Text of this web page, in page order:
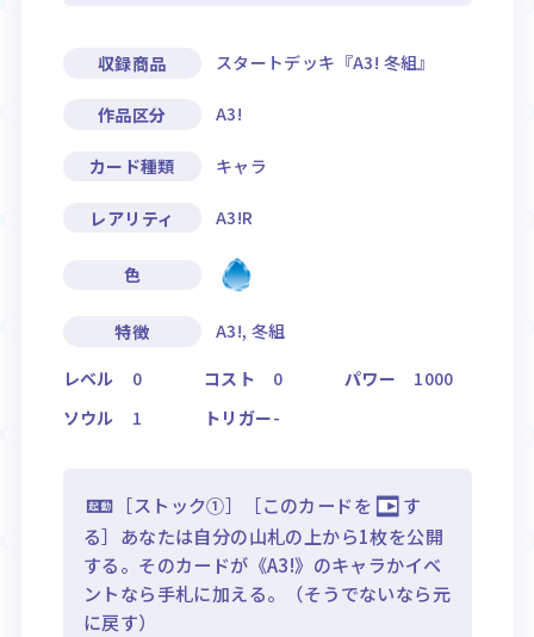
収録商品 スタートデッキ『A3! 冬組』
作品区分 A3!
カード種類 キャラ
レアリティ A3!R
色
特徴
A3!, 冬組
レベル
0 コスト 0 パワー
1000
ソウル
1 トリガー-
［ストック①］［このカードを
す
る］あなたは自分の山札の上から1枚を公開
する。そのカードが《A3!》のキャラかイベ
ントなら手札に加える。（そうでないなら元
に戻す）